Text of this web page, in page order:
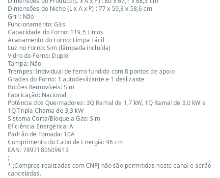
Dimensões do Nicho (L x A x P) : 77 x 59,8 x 58,6 cm
Grill: Não
Funcionamento: Gás
Capacidade do Forno: 119,5 Litros
Acabamento do Forno: Limpa Fácil
Luz no Forno: Sim (lâmpada incluída)
Vidro do Forno: Duplo
Tampa: Não
Trempes: Individual de ferro fundido com 8 pontos de apoio
Grades do Forno: 1 autodeslizante e 1 deslizante
Botões Removíveis: Sim
Fabricação: Nacional
Potência dos Queimadores: 3Q Ramal de 1,7 kW, 1Q Ramal de 3,0 kW e
1Q Tripla Chama de 3,3 kW
Sistema Corta/Bloqueia Gás: Sim
Eficiência Energética: A
Padrão de Tomada: 10A
Comprimento do Cabo de Energia: 96 cm
EAN: 7897180509613
;
* ;Compras realizadas com CNPJ não são permitidas neste canal e serão
canceladas.